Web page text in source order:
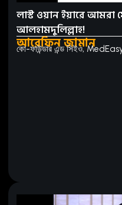
লাস্ট ওয়ান ইয়ারে আমরা
আলহামদুলিল্লাহ!
আরেফিন জামান
কো-ফাউন্ডার এন্ড সিইও,